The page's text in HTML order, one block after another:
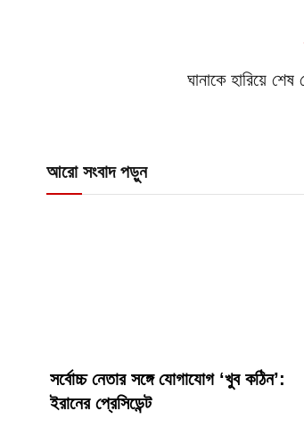
ঘানাকে হারিয়ে
আরো সংবাদ পড়ুন
সর্বোচ্চ নেতার সঙ্গে যোগাযোগ ‘খুব কঠিন’:
ইরানের প্রেসিডেন্ট